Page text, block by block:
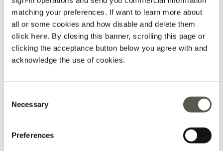
matching your preferences. If want to learn more about
all or some cookies and how disable and delete them
click here. By closing this banner, scrolling this page or
clicking the acceptance button below you agree with and
acknowledge the use of cookies.
Selection
Necessary
Preferences
Pantaloni dritti in raso
stretch